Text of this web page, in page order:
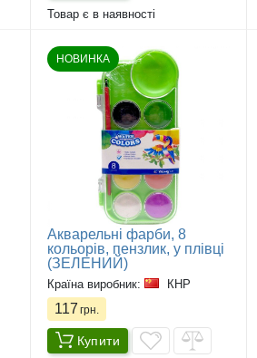
Товар є в наявності
НОВИНКА
Акварельні фарби, 8
кольорів, пензлик, у плівці
(ЗЕЛЕНИЙ)
Країна виробник: КНР
117 грн.
Купити